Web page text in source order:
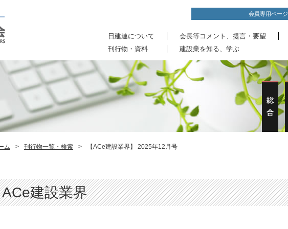
会員専用ページ
日建連について 会長等コメント、提言・要望
刊行物・資料
建設業を知る、学ぶ
ム > 刊行物一覧・検索 > 【ACe建設業界】 2025年12月号
ACe建設業界